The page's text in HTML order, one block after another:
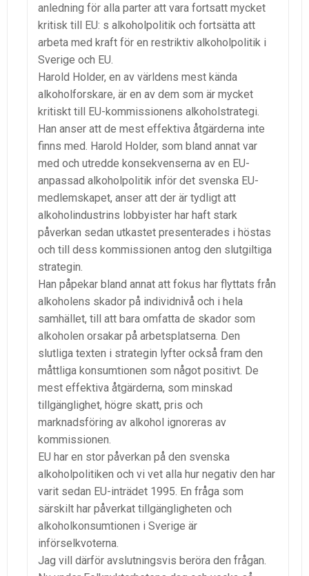
anledning för alla parter att vara fortsatt mycket
kritisk till EU: s alkoholpolitik och fortsätta att
arbeta med kraft för en restriktiv alkoholpolitik i
Sverige och EU.
Harold Holder, en av världens mest kända
alkoholforskare, är en av dem som är mycket
kritiskt till EU-kommissionens alkoholstrategi.
Han anser att de mest effektiva åtgärderna inte
finns med. Harold Holder, som bland annat var
med och utredde konsekvenserna av en EU-
anpassad alkoholpolitik inför det svenska EU-
medlemskapet, anser att der är tydligt att
alkoholindustrins lobbyister har haft stark
påverkan sedan utkastet presenterades i höstas
och till dess kommissionen antog den slutgiltiga
strategin.
Han påpekar bland annat att fokus har flyttats från
alkoholens skador på individnivå och i hela
samhället, till att bara omfatta de skador som
alkoholen orsakar på arbetsplatserna. Den
slutliga texten i strategin lyfter också fram den
måttliga konsumtionen som något positivt. De
mest effektiva åtgärderna, som minskad
tillgänglighet, högre skatt, pris och
marknadsföring av alkohol ignoreras av
kommissionen.
EU har en stor påverkan på den svenska
alkoholpolitiken och vi vet alla hur negativ den har
varit sedan EU-inträdet 1995. En fråga som
särskilt har påverkat tillgängligheten och
alkoholkonsumtionen i Sverige är
införselkvoterna.
Jag vill därför avslutningsvis beröra den frågan.